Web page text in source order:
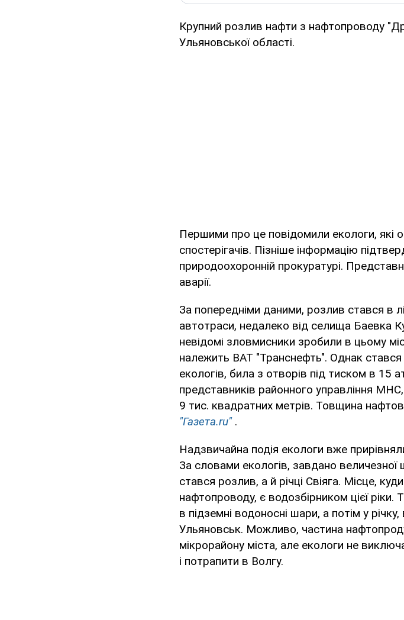
Крупний розлив нафти з нафтопроводу
Ульяновської області.
Першими про це повідомили екологи, які
спостерігачів. Пізніше інформацію
природоохоронній прокуратурі.
аварії.
За попередніми даними, розлив стався в
автотраси, недалеко від селища Баевка
невідомі зловмисники зробили в цьому
належить ВАТ "Транснефть". Однак
екологів, била з отворів під тиском в 15
представників районного управління
9 тис. квадратних метрів. Товщина
"Газета.ru".
Надзвичайна подія екологи вже
За словами екологів, завдано
стався розлив, а й річці Свіяга. Місце,
нафтопроводу, є водозбірником цієї
в підземні водоносні шари, а потім у
Ульяновськ. Можливо, частина
мікрорайону міста, але екологи не
і потрапити в Волгу.